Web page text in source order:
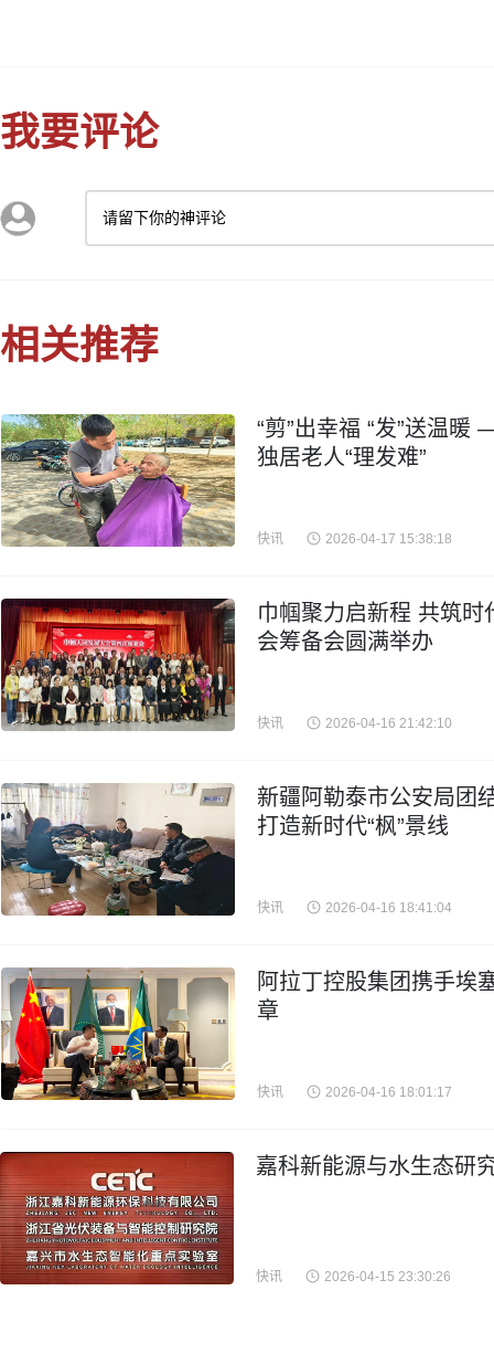
我要评论
请留下你的神评论
相关推荐
“剪”出幸福 “发”送温
独居老人“理发难”
快讯 2026-04-17 15:38:18
巾帼聚力启新程 共筑
会筹备会圆满举办
快讯 2026-04-16 21:42:10
新疆阿勒泰市公安局团
打造新时代“枫”景线
快讯 2026-04-16 18:41:04
阿拉丁控股集团携手埃
章
快讯 2026-04-16 18:01:17
嘉科新能源与水生态研
快讯 2026-04-15 23:30:26